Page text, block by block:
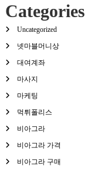
Categories
Uncategorized
넷마블머니상
대여계좌
마사지
마케팅
먹튀폴리스
비아그라
비아그라 가격
비아그라 구매